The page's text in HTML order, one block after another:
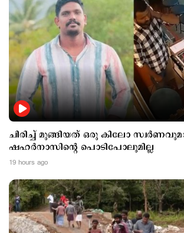
ചിരിച്ച് മുങ്ങിയത് ഒരു കിലോ
ഷഹര്‍നാസിന്‍റെ പൊടിപോലുമില്ല
19 hours ago